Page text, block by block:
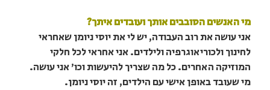
מי האנשים הסובבים אותך ועובדים איתך?
אני עושה את רוב העבודה, יש לי את יוסי ניומן שאחראי
לחינוך ולכוריאוגרפיה ולילדים. אני אחראי לכל חלקי
המוזיקה האחרים. כל מה שצריך להיעשות וכו' אני עושה.
מי שעובד באופן אישי עם הילדים, זה יוסי ניומן.